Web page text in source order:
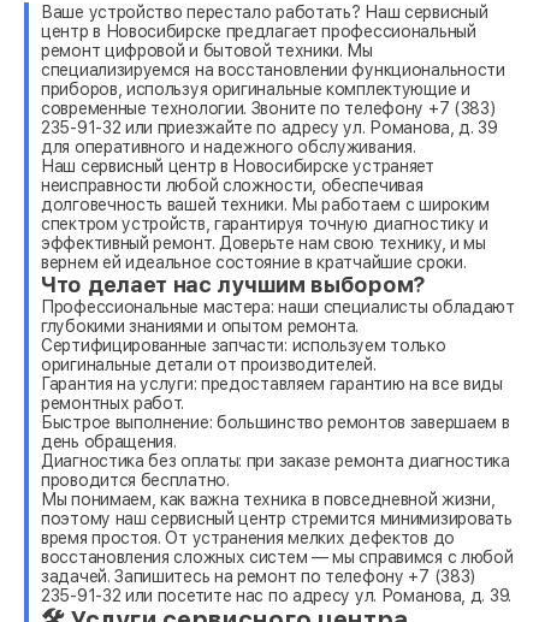
Ваше устройство перестало работать? Наш сервисный
центр в Новосибирске предлагает профессиональный
ремонт цифровой и бытовой техники. Мы
специализируемся на восстановлении функциональности
приборов, используя оригинальные комплектующие и
современные технологии. Звоните по телефону +7 (383)
235-91-32 или приезжайте по адресу ул. Романова, д. 39
для оперативного и надежного обслуживания.
Наш сервисный центр в Новосибирске устраняет
неисправности любой сложности, обеспечивая
долговечность вашей техники. Мы работаем с широким
спектром устройств, гарантируя точную диагностику и
эффективный ремонт. Доверьте нам свою технику, и мы
вернем ей идеальное состояние в кратчайшие сроки.
Что делает нас лучшим выбором?
Профессиональные мастера: наши специалисты обладают
глубокими знаниями и опытом ремонта.
Сертифицированные запчасти: используем только
оригинальные детали от производителей.
Гарантия на услуги: предоставляем гарантию на все виды
ремонтных работ.
Быстрое выполнение: большинство ремонтов завершаем в
день обращения.
Диагностика без оплаты: при заказе ремонта диагностика
проводится бесплатно.
Мы понимаем, как важна техника в повседневной жизни,
поэтому наш сервисный центр стремится минимизировать
время простоя. От устранения мелких дефектов до
восстановления сложных систем — мы справимся с любой
задачей. Запишитесь на ремонт по телефону +7 (383)
235-91-32 или посетите нас по адресу ул. Романова, д. 39.